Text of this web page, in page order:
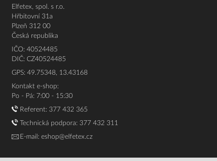
Elfetex, spol. s r.o.
Hřbitovní 31a
Plzeň 312 00
Česká republika
IČO: 40524485
DIČ: CZ40524485
GPS: 49.75348, 13.43168
Kontakt e-shop:
Po - Pá: 7:00 - 15:30
Referent: 377 432 365
Technická podpora: 377 432 311
E-mail: eshop@elfetex.cz